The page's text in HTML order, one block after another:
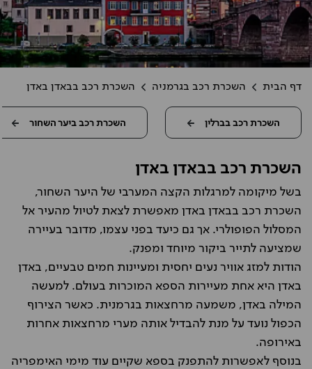
דף הבית השכרת רכב בגרמניה השכרת רכב בבאדן באדן
השכרת רכב בברלין השכרת רכב ביער השחור
השכרת רכב בבאדן באדן
בשל מיקומה למרגלות הקצה המערבי של היער השחור,
השכרת רכב בבאדן באדן מאפשרת לצאת לטיול מהעיר אל
המסלול הפופולרי. אך גם כיעד בפני עצמו, מדובר בעיירה
שמציעה לתייר ביקור מיוחד ומפנק.
הודות למזג אוויר נעים יחסית ומעיינות חמים טבעיים, באדן
באדן היא אחת מעיירות הספא המוכרות בעולם. למעשה
המילה באדן, משמעה מרחצאות בגרמנית. כאשר הצירוף
הכפול נועד על מנת להבדיל אותה מערי מרחצאות אחרות
באירופה.
בנוסף לאפשרות להתפנק בספא שקיים עוד מימי האימפריה